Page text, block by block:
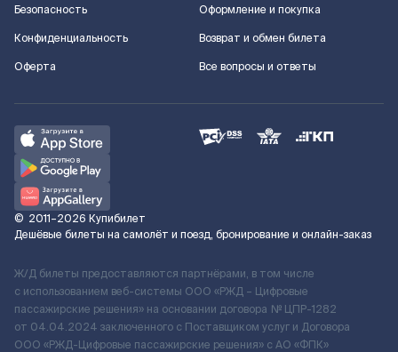
Безопасность
Конфиденциальность
Оферта
Оформление и покупка
Возврат и обмен билета
Все вопросы и ответы
© 2011–2026 Купибилет
Дешёвые билеты на самолёт и поезд, бронирование и онлайн-заказ
Ж/Д билеты предоставляются партнёрами, в том числе
с использованием веб-системы ООО «РЖД – Цифровые
пассажирские решения» на основании договора № ЦПР-1282
от 04.04.2024 заключенного с Поставщиком услуг и Договора
ООО «РЖД-Цифровые пассажирские решения» c АО «ФПК»